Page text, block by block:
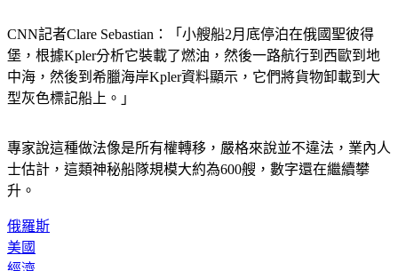
CNN記者Clare Sebastian：「小艘船2月底停泊在俄國聖彼得
堡，根據Kpler分析它裝載了燃油，然後一路航行到西歐到地
中海，然後到希臘海岸Kpler資料顯示，它們將貨物卸載到大
型灰色標記船上。」
專家說這種做法像是所有權轉移，嚴格來說並不違法，業內人
士估計，這類神秘船隊規模大約為600艘，數字還在繼續攀
升。
俄羅斯
美國